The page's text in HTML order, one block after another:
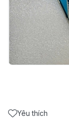
Yêu thích